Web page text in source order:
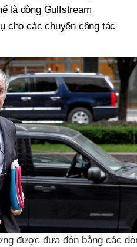
là dòng Gulfstream
cho các chuyến công tác
được đưa đón bằng các